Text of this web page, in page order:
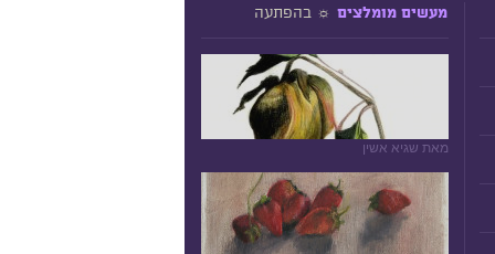
מעשים מומלצים ☼ בהפתעה
מאת שגיא אשין